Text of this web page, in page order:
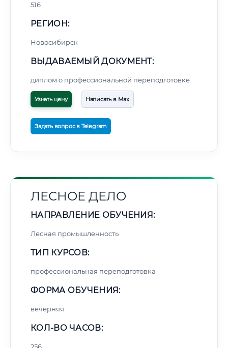
516
РЕГИОН:
Новосибирск
ВЫДАВАЕМЫЙ ДОКУМЕНТ:
диплом о профессиональной переподготовке
Узнать цену Написать в Max
Задать вопрос в Telegram
ЛЕСНОЕ ДЕЛО
НАПРАВЛЕНИЕ ОБУЧЕНИЯ:
Лесная промышленность
ТИП КУРСОВ:
профессиональная переподготовка
ФОРМА ОБУЧЕНИЯ:
вечерняя
КОЛ-ВО ЧАСОВ: